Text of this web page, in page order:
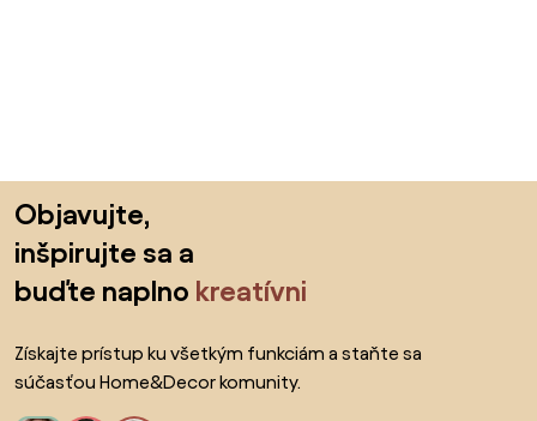
Objavujte,
inšpirujte sa a
buďte naplno kreatívni
Získajte prístup ku všetkým funkciám a staňte sa
súčasťou Home&Decor komunity.